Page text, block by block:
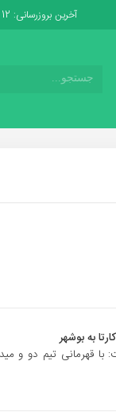
آخرین بروزرسانی: 12 سپتامبر 2017
قهرمانی تیم دو و